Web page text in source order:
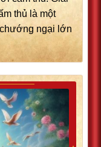
thủ là một
ngại lớn